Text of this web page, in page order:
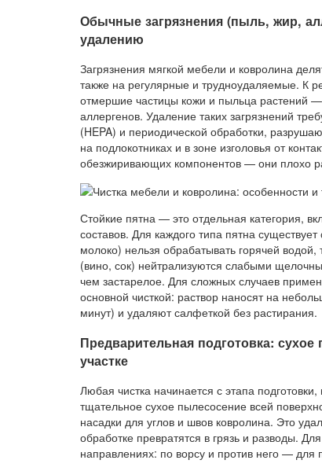
Обычные загрязнения (пыль, жир,
удалению
Загрязнения мягкой мебели и ковролина
также на регулярные и трудноудаляемые. К
отмершие частицы кожи и пыльца растений
аллергенов. Удаление таких загрязнений
(HEPA) и периодической обработки,
на подлокотниках и в зоне изголовья от
обезжиривающих компонентов — они плохо
Стойкие пятна — это отдельная категория,
составов. Для каждого типа пятна
молоко) нельзя обрабатывать горячей водой,
(вино, сок) нейтрализуются слабыми
чем застарелое. Для сложных случаев
основной чисткой: раствор наносят на
минут) и удаляют салфеткой без растирания.
Предварительная подготовка:
участке
Любая чистка начинается с этапа
тщательное сухое пылесосение всей
насадки для углов и швов ковролина. Это
обработке превратятся в грязь и разводы.
направлениях: по ворсу и против него —